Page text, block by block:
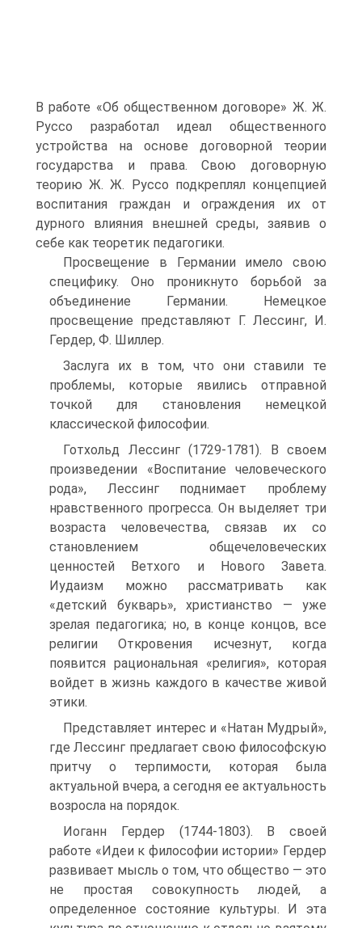
В работе «Об общественном договоре» Ж. Ж.
Руссо разработал идеал общественного
устройства на основе договорной теории
государства и права. Свою договорную
теорию Ж. Ж. Руссо подкреплял концепцией
воспитания граждан и ограждения их от
дурного влияния внешней среды, заявив о
себе как теоретик педагогики.
Просвещение в Германии имело свою
специфику. Оно проникнуто борьбой за
объединение Германии. Немецкое
просвещение представляют Г. Лессинг, И.
Гердер, Ф. Шиллер.
Заслуга их в том, что они ставили те
проблемы, которые явились отправной
точкой для становления немецкой
классической философии.
Готхольд Лессинг (1729-1781). В своем
произведении «Воспитание человеческого
рода», Лессинг поднимает проблему
нравственного прогресса. Он выделяет три
возраста человечества, связав их со
становлением общечеловеческих
ценностей Ветхого и Нового Завета.
Иудаизм можно рассматривать как
«детский букварь», христианство — уже
зрелая педагогика; но, в конце концов, все
религии Откровения исчезнут, когда
появится рациональная «религия», которая
войдет в жизнь каждого в качестве живой
этики.
Представляет интерес и «Натан Мудрый»,
где Лессинг предлагает свою философскую
притчу о терпимости, которая была
актуальной вчера, а сегодня ее актуальность
возросла на порядок.
Иоганн Гердер (1744-1803). В своей
работе «Идеи к философии истории» Гердер
развивает мысль о том, что общество — это
не простая совокупность людей, а
определенное состояние культуры. И эта